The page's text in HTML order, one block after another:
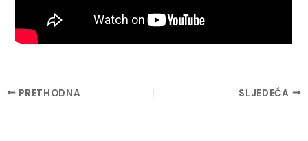
PostPRETHODNA SLJEDEĆA